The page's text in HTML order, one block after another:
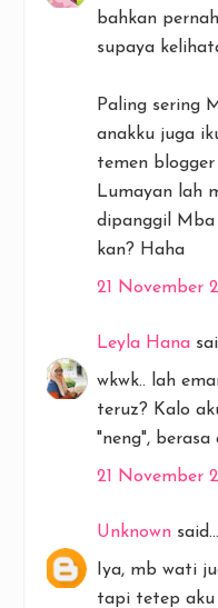
bahkan
supaya
Paling sering
anakku juga
temen
Lumayan lah
dipanggil Mba
kan? Haha
21 November
Leyla Hana
wkwk.. lah
teruz? Kalo
"neng", berasa
21 November
Unknown said...
Iya, mb wati
tapi tetep aku